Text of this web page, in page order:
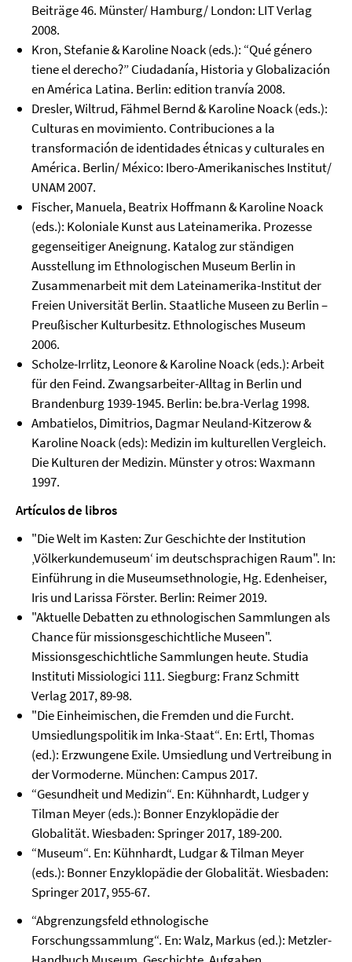
Beiträge 46. Münster/ Hamburg/ London: LIT Verlag
2008.
Kron, Stefanie & Karoline Noack (eds.): “Qué género
tiene el derecho?” Ciudadanía, Historia y Globalización
en América Latina. Berlin: edition tranvía 2008.
Dresler, Wiltrud, Fähmel Bernd & Karoline Noack (eds.):
Culturas en movimiento. Contribuciones a la
transformación de identidades étnicas y culturales en
América. Berlin/ México: Ibero-Amerikanisches Institut/
UNAM 2007.
Fischer, Manuela, Beatrix Hoffmann & Karoline Noack
(eds.): Koloniale Kunst aus Lateinamerika. Prozesse
gegenseitiger Aneignung. Katalog zur ständigen
Ausstellung im Ethnologischen Museum Berlin in
Zusammenarbeit mit dem Lateinamerika-Institut der
Freien Universität Berlin. Staatliche Museen zu Berlin –
Preußischer Kulturbesitz. Ethnologisches Museum
2006.
Scholze-Irrlitz, Leonore & Karoline Noack (eds.): Arbeit
für den Feind. Zwangsarbeiter-Alltag in Berlin und
Brandenburg 1939-1945. Berlin: be.bra-Verlag 1998.
Ambatielos, Dimitrios, Dagmar Neuland-Kitzerow &
Karoline Noack (eds): Medizin im kulturellen Vergleich.
Die Kulturen der Medizin. Münster y otros: Waxmann
1997.
Artículos de libros
"Die Welt im Kasten: Zur Geschichte der Institution
‚Völkerkundemuseum‘ im deutschsprachigen Raum". In:
Einführung in die Museumsethnologie, Hg. Edenheiser,
Iris und Larissa Förster. Berlin: Reimer 2019.
"Aktuelle Debatten zu ethnologischen Sammlungen als
Chance für missionsgeschichtliche Museen".
Missionsgeschichtliche Sammlungen heute. Studia
Instituti Missiologici 111. Siegburg: Franz Schmitt
Verlag 2017, 89-98.
"Die Einheimischen, die Fremden und die Furcht.
Umsiedlungspolitik im Inka-Staat“. En: Ertl, Thomas
(ed.): Erzwungene Exile. Umsiedlung und Vertreibung in
der Vormoderne. München: Campus 2017.
“Gesundheit und Medizin“. En: Kühnhardt, Ludger y
Tilman Meyer (eds.): Bonner Enzyklopädie der
Globalität. Wiesbaden: Springer 2017, 189-200.
“Museum“. En: Kühnhardt, Ludgar & Tilman Meyer
(eds.): Bonner Enzyklopädie der Globalität. Wiesbaden:
Springer 2017, 955-67.
“Abgrenzungsfeld ethnologische
Forschungssammlung“. En: Walz, Markus (ed.): Metzler-